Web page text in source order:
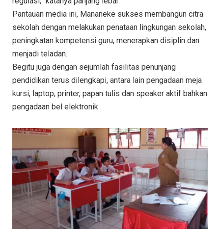
Pantauan media ini, Mananeke sukses membangun citra
sekolah dengan melakukan penataan lingkungan sekolah,
peningkatan kompetensi guru, menerapkan disiplin dan
menjadi teladan.
Begitu juga dengan sejumlah fasilitas penunjang
pendidikan terus dilengkapi, antara lain pengadaan meja
kursi, laptop, printer, papan tulis dan speaker aktif bahkan
pengadaan bel elektronik .